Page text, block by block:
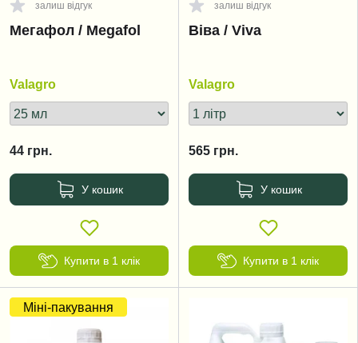
залиш відгук
Мегафол / Megafol
Valagro
44 грн.
У кошик
Купити в 1 клік
залиш відгук
Віва / Viva
Valagro
565 грн.
У кошик
Купити в 1 клік
Міні-пакування